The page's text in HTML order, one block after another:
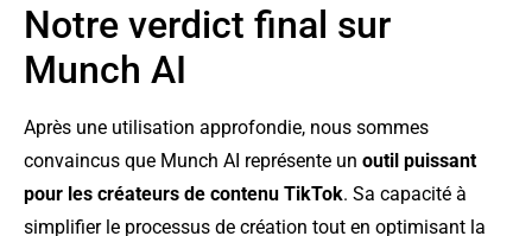
Notre verdict final sur
Munch AI
Après une utilisation approfondie, nous sommes
convaincus que Munch AI représente un outil puissant
pour les créateurs de contenu TikTok. Sa capacité à
simplifier le processus de création tout en optimisant la